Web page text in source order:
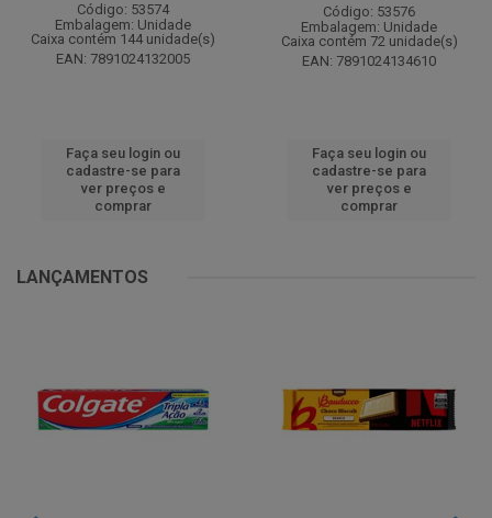
Código: 53574
Embalagem: Unidade
Caixa contém 144 unidade(s)
EAN: 7891024132005
Faça seu login ou
cadastre-se para
ver preços e
comprar
Código: 53576
Embalagem: Unidade
Caixa contém 72 unidade(s)
EAN: 7891024134610
Faça seu login ou
cadastre-se para
ver preços e
comprar
LANÇAMENTOS